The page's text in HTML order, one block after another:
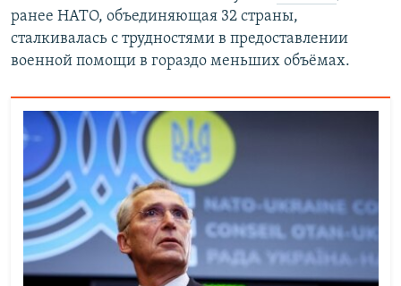
ранее НАТО, объединяющая 32 страны,
сталкивалась с трудностями в предоставлении
военной помощи в гораздо меньших объёмах.